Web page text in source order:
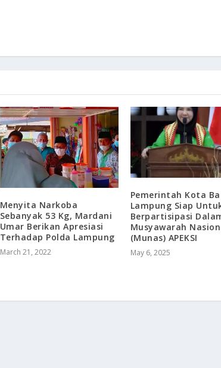
Menyita Narkoba
Sebanyak 53 Kg, Mardani
Umar Berikan Apresiasi
Terhadap Polda Lampung
March 21, 2022
Pemerintah Kota
Lampung Siap
Berpartisipasi
Musyawarah
(Munas) APEKSI
May 6, 2025